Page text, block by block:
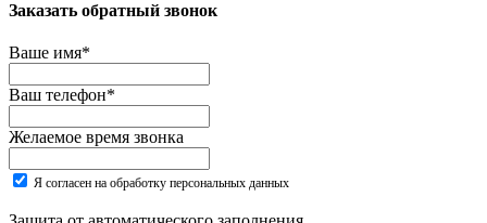
Заказать обратный звонок
Ваше имя*
Ваш телефон*
Желаемое время звонка
Я согласен на обработку персональных данных